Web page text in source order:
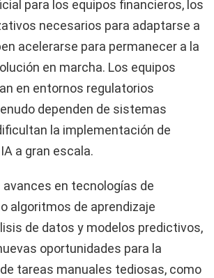
para los equipos financieros, los
necesarios para adaptarse a
acelerarse para permanecer a la
en marcha. Los equipos
en entornos regulatorios
dependen de sistemas
la implementación de
a gran escala.
avances en tecnologías de
algoritmos de aprendizaje
de datos y modelos predictivos,
oportunidades para la
tareas manuales tediosas, como